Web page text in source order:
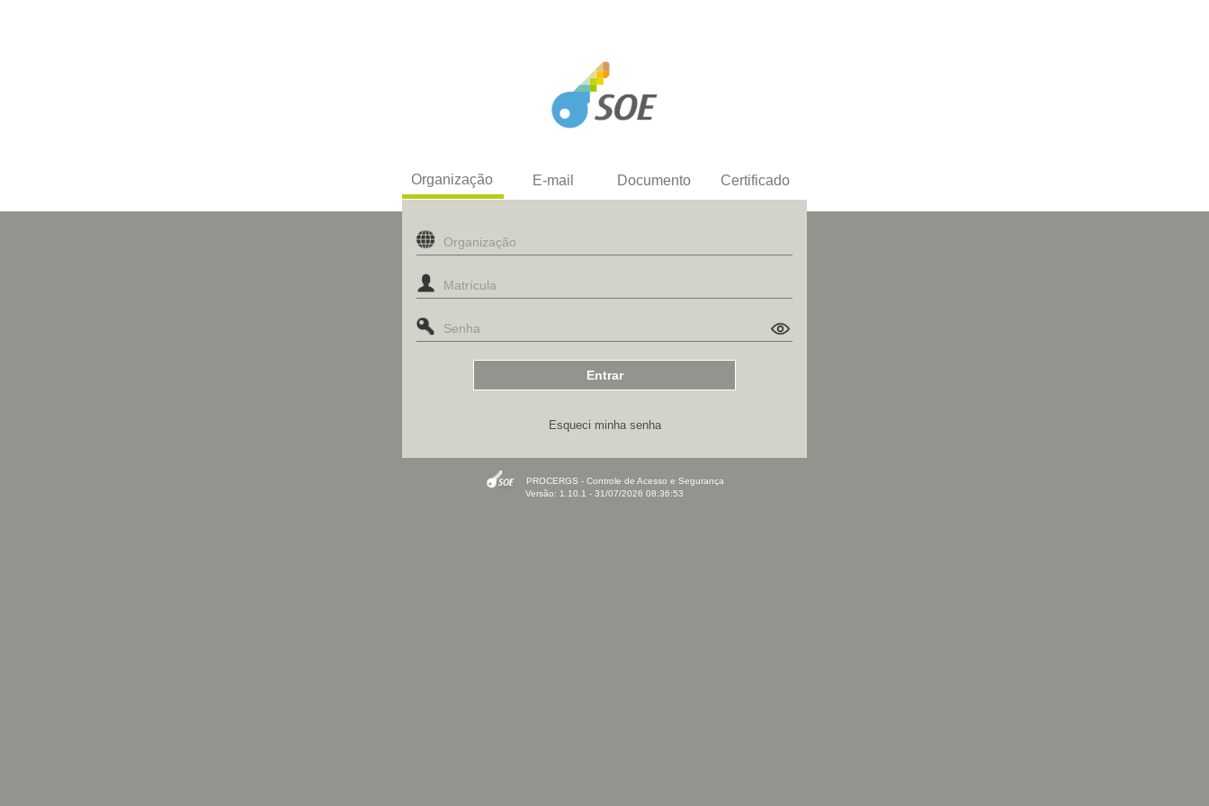
Organização E-mail Documento Certificado
Esqueci minha senha
PROCERGS - Controle de Acesso e Segurança
Versão: 1.10.1 - 31/07/2026 08:36:53